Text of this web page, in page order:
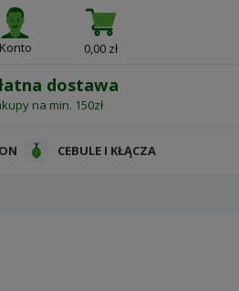
Konto 0,00 zł
dostawa
na min. 150zł
CEBULE I KŁĄCZA